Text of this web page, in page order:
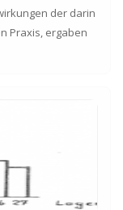
der darin
Praxis, ergaben